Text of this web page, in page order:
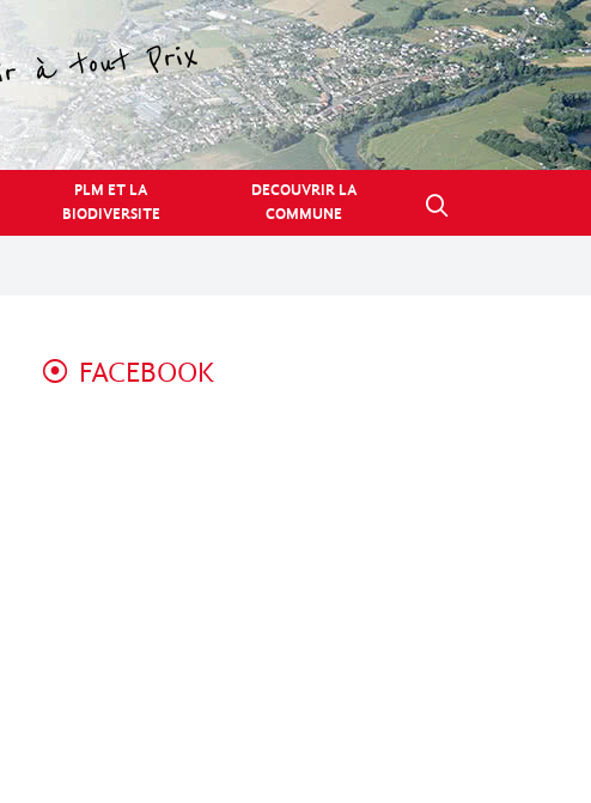
PLM ET LA
BIODIVERSITE
DECOUVRIR LA
COMMUNE
FACEBOOK